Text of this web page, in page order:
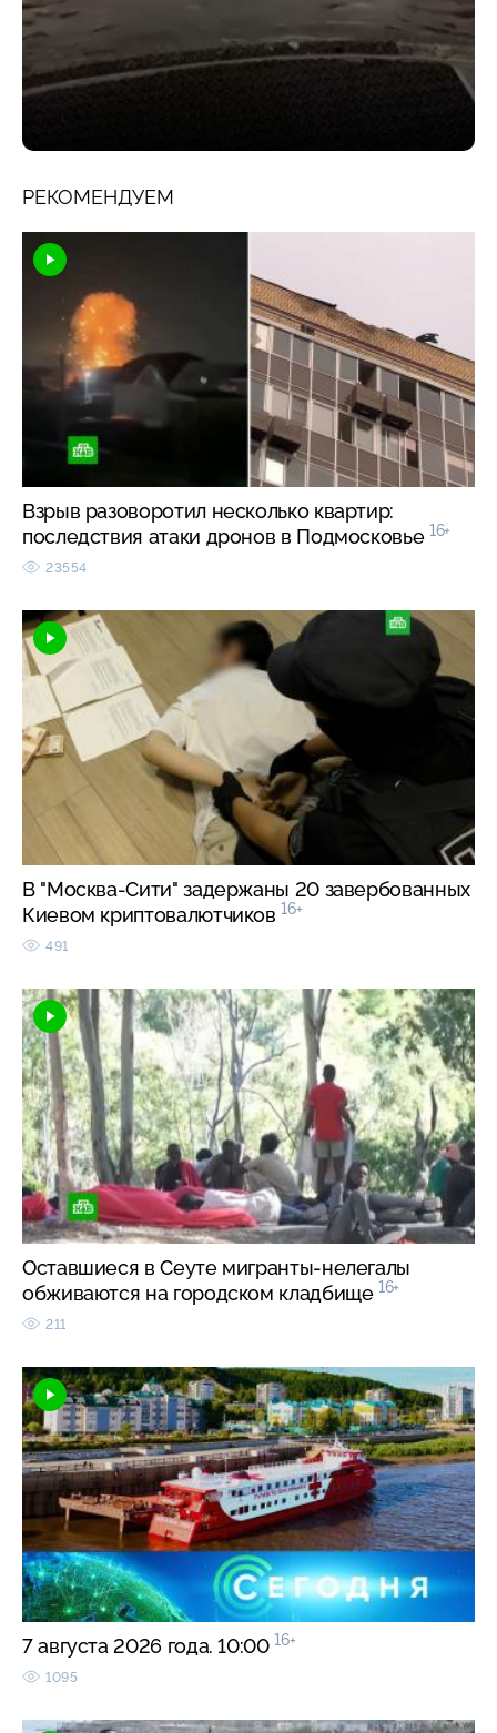
РЕКОМЕНДУЕМ
Взрыв разоворотил несколько квартир:
последствия атаки дронов в Подмосковье 16+
23554
В "Москва-Сити" задержаны 20 завербованных
Киевом криптовалютчиков 16+
491
Оставшиеся в Сеуте мигранты-нелегалы
обживаются на городском кладбище 16+
211
7 августа 2026 года. 10:00 16+
1095